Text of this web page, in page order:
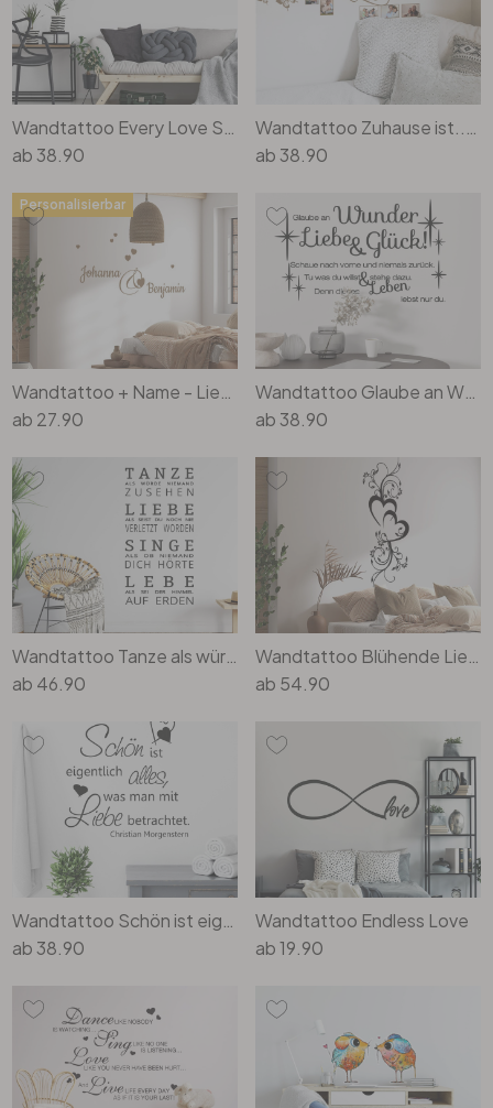
Wohnzimmer
Schlafzimmer
Kinderzimmer
Küche
Jugendzimmer
Bad
Flur
Wohnzimmer
Schlafzimmer
Kinderzimmer
Küche
Flur
Tapeten Grün
Tapeten Pink & Rosa
Tapeten Lila & Violett
Wohnzimmer
Schlafzimmer
Kinderzimmer
Küche
Büro
Bad
Eingangsbereich
ab38.90
ab38.90
ab 27.90
Personalisierbar
ab38.90
ab 46.90
ab 54.90
ab38.90
Wandtattoo Endless Love
ab19.90